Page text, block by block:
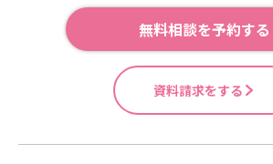
無料相談を予約する
資料請求をする